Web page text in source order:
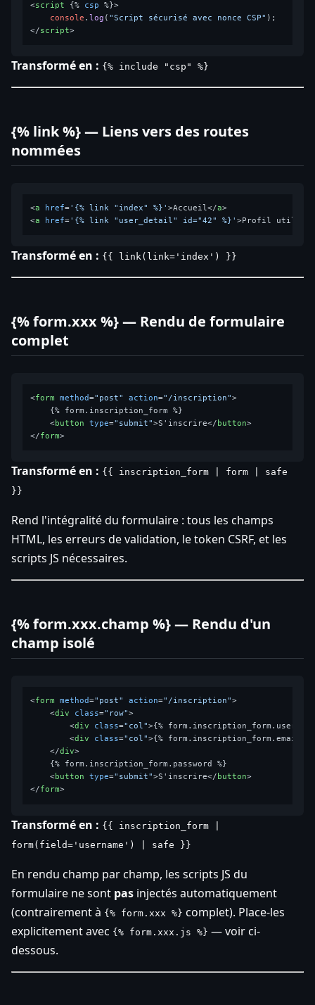
<script {% csp %}>
console . log ( "Script sécurisé avec nonce CSP"
</script>
Transformé en : {% include "csp" %}
{% link %} — Liens vers des routes
nommées
<a href='{% link "index" %}'>Accueil</a>
<a href='{% link "user_detail" id="42" %}'>Profil
Transformé en : {{ link(link='index') }}
{% form.xxx %} — Rendu de formulaire
complet
<form method="post" action="/inscription">
    {% form.inscription_form %}
<button type="submit">S'inscrire</ button>
</form>
Transformé en : {{ inscription_form | form | safe
}}
Rend l'intégralité du formulaire : tous les champs
HTML, les erreurs de validation, le token CSRF, et les
scripts JS nécessaires.
{% form.xxx.champ %} — Rendu d'un
champ isolé
<form method="post" action="/inscription">
<div class="row">
<div class="col">{%
<div class="col">{% form.inscription_form.email
</div>
    {% form.inscription_form.password %}
<button type="submit">S'inscrire</ button>
</form>
Transformé en : {{ inscription_form |
form(field='username') | safe }}
En rendu champ par champ, les scripts JS du
formulaire ne sont pas injectés automatiquement
(contrairement à {% form.xxx %} complet). Place-les
explicitement avec {% form.xxx.js %} — voir ci-
dessous.